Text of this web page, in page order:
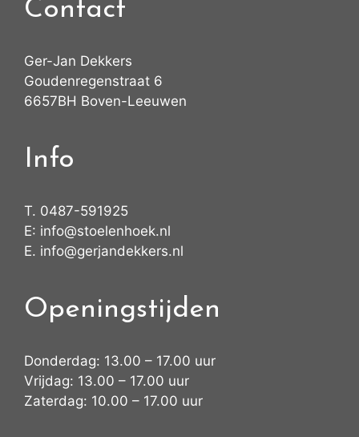
Contact
Ger-Jan Dekkers
Goudenregenstraat 6
6657BH Boven-Leeuwen
Info
T. 0487-591925
E: info@stoelenhoek.nl
E. info@gerjandekkers.nl
Openingstijden
Donderdag: 13.00 – 17.00 uur
Vrijdag: 13.00 – 17.00 uur
Zaterdag: 10.00 – 17.00 uur